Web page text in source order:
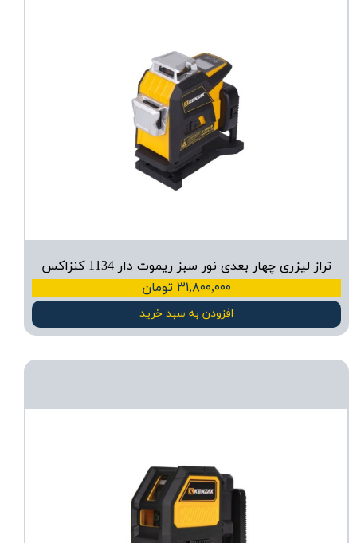
تراز لیزری چهار بعدی نور سبز ریموت دار 1134 کنزاکس
۳۱,۸۰۰,۰۰۰ تومان
افزودن به سبد خرید